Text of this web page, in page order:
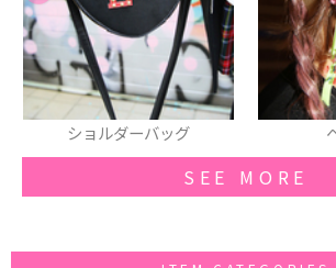
ヘアアクセ
SEE MORE